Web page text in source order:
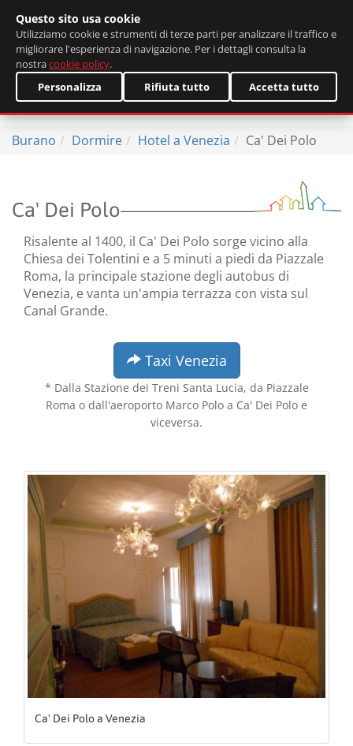
Burano Dormire Hotel a Venezia Ca' Dei Polo
Ca' Dei Polo
Risalente al 1400, il Ca' Dei Polo sorge vicino alla
Chiesa dei Tolentini e a 5 minuti a piedi da Piazzale
Roma, la principale stazione degli autobus di
Venezia, e vanta un'ampia terrazza con vista sul
Canal Grande.
Taxi Venezia
* Dalla Stazione dei Treni Santa Lucia, da Piazzale
Roma o dall'aeroporto Marco Polo a Ca' Dei Polo e
viceversa.
Ca' Dei Polo a Venezia
Questo sito usa cookie
Utilizziamo cookie e strumenti di terze parti per analizzare il traffico e
migliorare l'esperienza di navigazione. Per i dettagli consulta la
nostracookie policy.
Personalizza
Rifiuta tutto Accetta tutto